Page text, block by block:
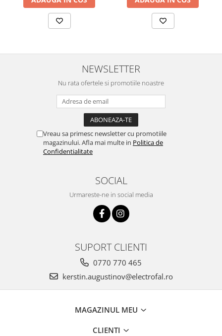
NEWSLETTER
Nu rata ofertele si promotiile noastre
Vreau sa primesc newsletter cu promotiile
magazinului. Afla mai multe in Politica de
Confidentialitate
SOCIAL
Urmareste-ne in social media
SUPORT CLIENTI
0770 770 465
kerstin.augustinov@electrofal.ro
MAGAZINUL MEU
CLIENTI